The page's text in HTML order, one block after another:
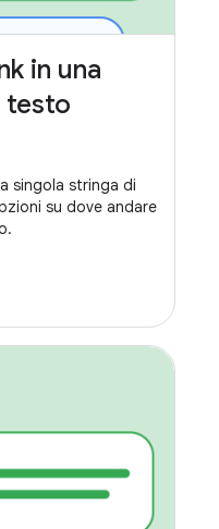
in una
testo
singola stringa di
su dove andare